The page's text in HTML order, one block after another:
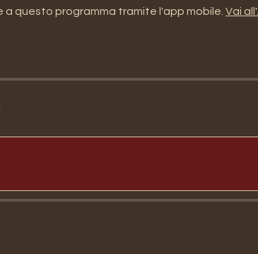
questo programma tramite l'app mobile. Vai